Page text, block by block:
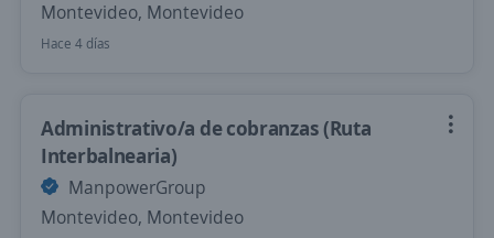
Montevideo, Montevideo
Hace 4 días
Administrativo/a de cobranzas (Ruta
Interbalnearia)
ManpowerGroup
Montevideo, Montevideo